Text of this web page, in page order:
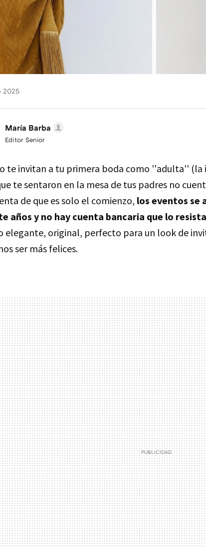
2025
María Barba
Editor Senior
te invitan a tu primera boda como ''adulta''
te sentaron en la mesa de tus padres no
de que es solo el comienzo, los eventos se
años y no hay cuenta bancaria que lo resista
elegante, original, perfecto para un look de
ser más felices.